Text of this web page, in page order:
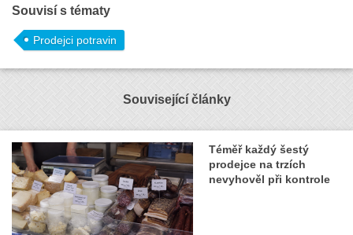
Souvisí s tématy
Prodejci potravin
Související články
Téměř každý šestý
prodejce na trzích
nevyhověl při kontrole